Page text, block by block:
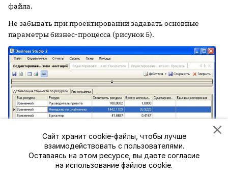
файла.
Не забывать при проектировании задавать основные
параметры бизнес-процесса (рисунок 5).
Сайт хранит cookie-файлы, чтобы лучше
взаимодействовать с пользователями.
Оставаясь на этом ресурсе, вы даете согласие
на использование файлов cookie.